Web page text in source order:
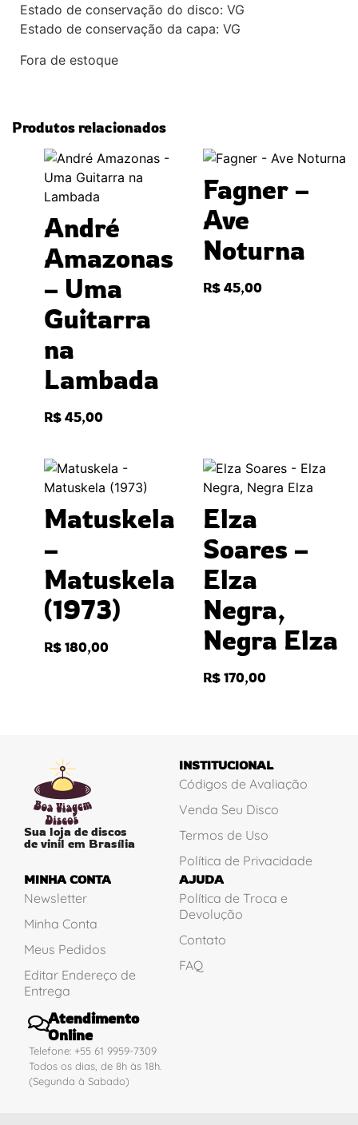
Estado de conservação do disco: VG
Estado de conservação da capa: VG
Fora de estoque
Produtos relacionados
André
Amazonas
– Uma
Guitarra
na
Lambada
R$ 45,00
Fagner –
Ave
Noturna
R$ 45,00
Matuskela
–
Matuskela
(1973)
R$ 180,00
Elza
Soares –
Elza
Negra,
Negra Elza
R$ 170,00
Sua loja de discos
de vinil em Brasília
INSTITUCIONAL
Códigos de Avaliação
Venda Seu Disco
Termos de Uso
Política de Privacidade
MINHA CONTA
Newsletter
Minha Conta
Meus Pedidos
Editar Endereço de
Entrega
AJUDA
Política de Troca e
Devolução
Contato
FAQ
Atendimento
Online
Telefone: +55 61 9959-7309
Todos os dias, de 8h às 18h.
(Segunda à Sabado)